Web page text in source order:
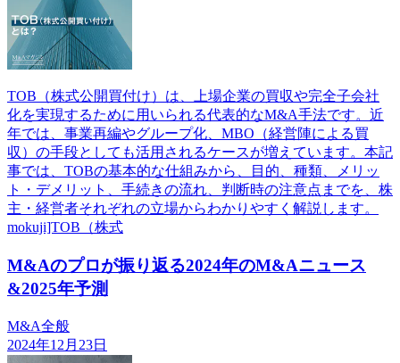
TOB（株式公開買付け）は、上場企業の買収や完全子会社
化を実現するために用いられる代表的なM&A手法です。近
年では、事業再編やグループ化、MBO（経営陣による買
収）の手段としても活用されるケースが増えています。本記
事では、TOBの基本的な仕組みから、目的、種類、メリッ
ト・デメリット、手続きの流れ、判断時の注意点までを、株
主・経営者それぞれの立場からわかりやすく解説します。
mokuji]TOB（株式
M&Aのプロが振り返る2024年のM&Aニュース
&2025年予測
M&A全般
2024年12月23日